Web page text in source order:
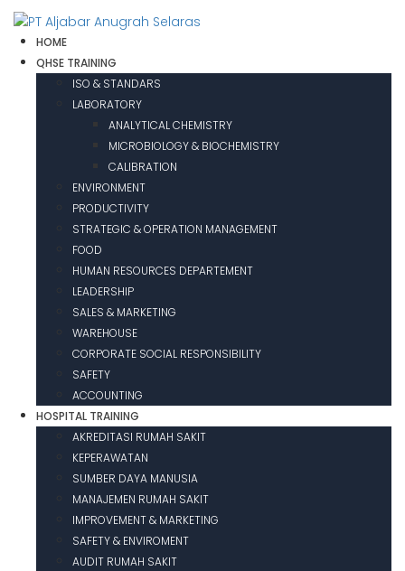
HOME
QHSE TRAINING
ISO & STANDARS
LABORATORY
ANALYTICAL CHEMISTRY
MICROBIOLOGY & BIOCHEMISTRY
CALIBRATION
ENVIRONMENT
PRODUCTIVITY
STRATEGIC & OPERATION MANAGEMENT
FOOD
HUMAN RESOURCES DEPARTEMENT
LEADERSHIP
SALES & MARKETING
WAREHOUSE
CORPORATE SOCIAL RESPONSIBILITY
SAFETY
ACCOUNTING
HOSPITAL TRAINING
AKREDITASI RUMAH SAKIT
KEPERAWATAN
SUMBER DAYA MANUSIA
MANAJEMEN RUMAH SAKIT
IMPROVEMENT & MARKETING
SAFETY & ENVIROMENT
AUDIT RUMAH SAKIT